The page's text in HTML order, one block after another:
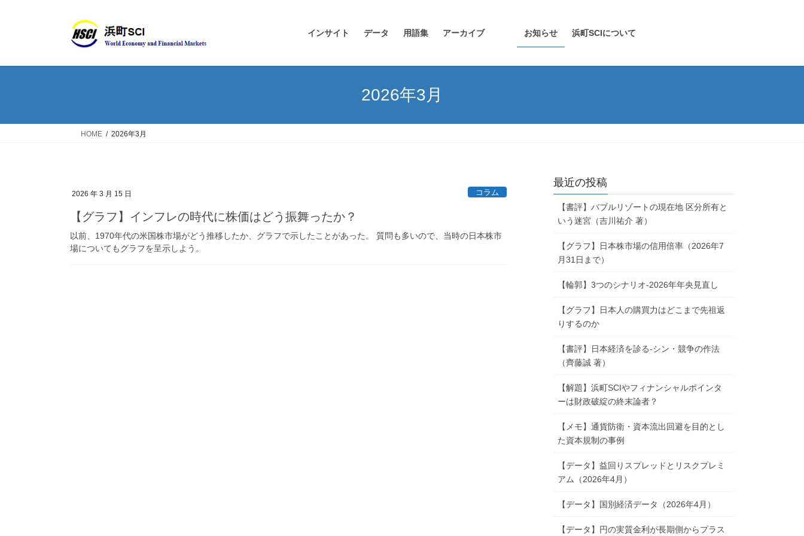
インサイト データ 用語集 アーカイブ お知らせ 浜町SCIについて
2026年3月
HOME 2026年3月
2026 年 3 月 15 日 コラム
【グラフ】インフレの時代に株価はどう振舞ったか？
以前、1970年代の米国株市場がどう推移したか、グラフで示したことがあった。 質問も多いので、当時の日本株市
場についてもグラフを呈示しよう。
最近の投稿
【書評】バブルリゾートの現在地 区分所有と
いう迷宮（吉川祐介 著）
【グラフ】日本株市場の信用倍率（2026年7
月31日まで）
【輪郭】3つのシナリオ-2026年年央見直し
【グラフ】日本人の購買力はどこまで先祖返
りするのか
【書評】日本経済を診る-シン・競争の作法
（齊藤誠 著）
【解題】浜町SCIやフィナンシャルポインタ
ーは財政破綻の終末論者？
【メモ】通貨防衛・資本流出回避を目的とし
た資本規制の事例
【データ】益回りスプレッドとリスクプレミ
アム（2026年4月）
【データ】国別経済データ（2026年4月）
【データ】円の実質金利が長期側からプラス